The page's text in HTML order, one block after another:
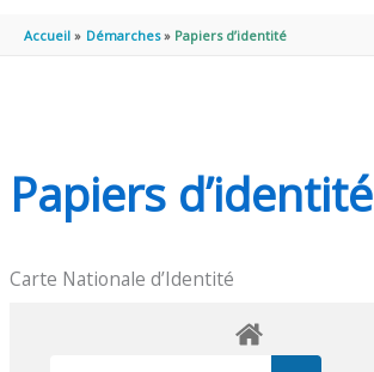
PRINCIPAL
Accueil Démarches Papiers d’identité
Papiers d’identité
Carte Nationale d’Identité